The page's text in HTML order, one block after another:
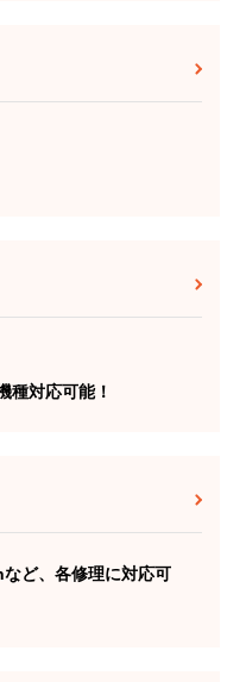
対応可能！
ど、各修理に対応可